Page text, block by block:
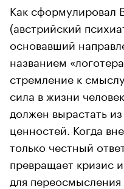
Как сформулировал
(австрийский
основавший
названием
стремление к
сила в жизни
должен вырастать
ценностей. Когда
только честный
превращает кризис
для